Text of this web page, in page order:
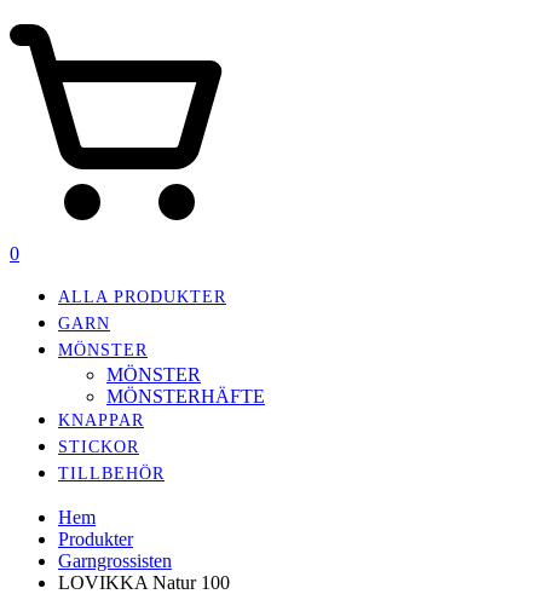
0
ALLA PRODUKTER
GARN
MÖNSTER
MÖNSTER
MÖNSTERHÄFTE
KNAPPAR
STICKOR
TILLBEHÖR
Hem
Produkter
Garngrossisten
LOVIKKA Natur 100